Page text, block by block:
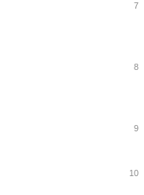
7
8
9
10